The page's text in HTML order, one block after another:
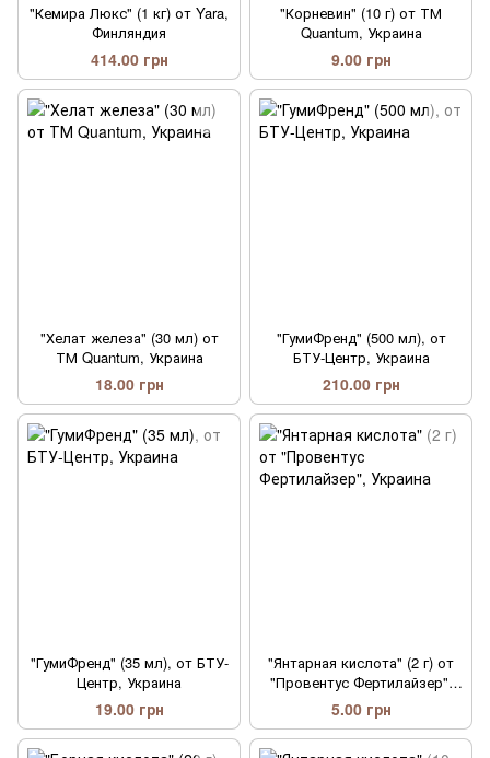
"Кемира Люкс" (1 кг) от Yara,
Финляндия
414.00 грн
"Корневин" (10 г) от ТМ
Quantum, Украина
9.00 грн
"Хелат железа" (30 мл) от
ТМ Quantum, Украина
18.00 грн
"ГумиФренд" (500 мл), от
БТУ-Центр, Украина
210.00 грн
"ГумиФренд" (35 мл), от БТУ-
Центр, Украина
19.00 грн
"Янтарная кислота" (2 г) от
"Провентус Фертилайзер",
Украина
5.00 грн